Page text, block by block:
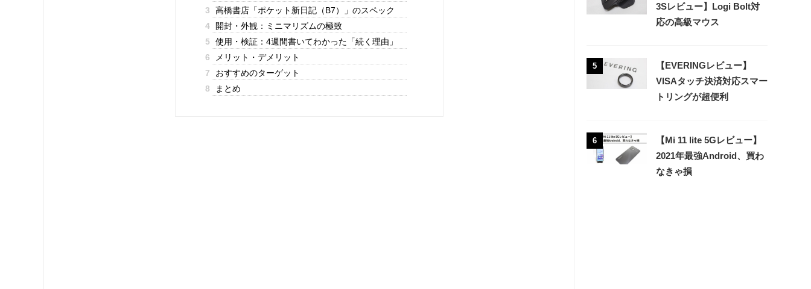
3
高橋書店「ポケット新日記（B7）」のスペック
4
開封・外観：ミニマリズムの極致
5
使用・検証：4週間書いてわかった「続く理由」
6
メリット・デメリット
7
おすすめのターゲット
8
まとめ
3Sレビュー】Logi Bolt対
応の高級マウス
5
【EVERINGレビュー】
VISAタッチ決済対応スマー
トリングが超便利
6
【Mi 11 lite 5Gレビュー】
2021年最強Android、買わ
なきゃ損